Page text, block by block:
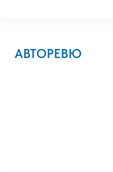
АВТОРЕВЮ